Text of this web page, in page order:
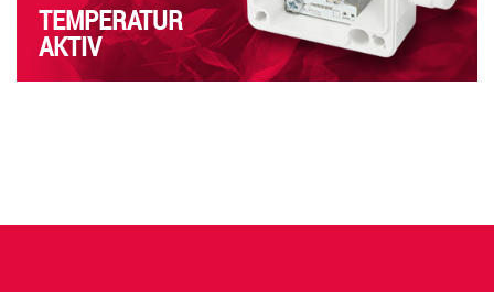
TEMPERATUR
AKTIV